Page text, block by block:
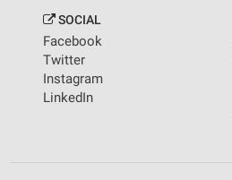
SOCIAL
Facebook
Twitter
Instagram
LinkedIn